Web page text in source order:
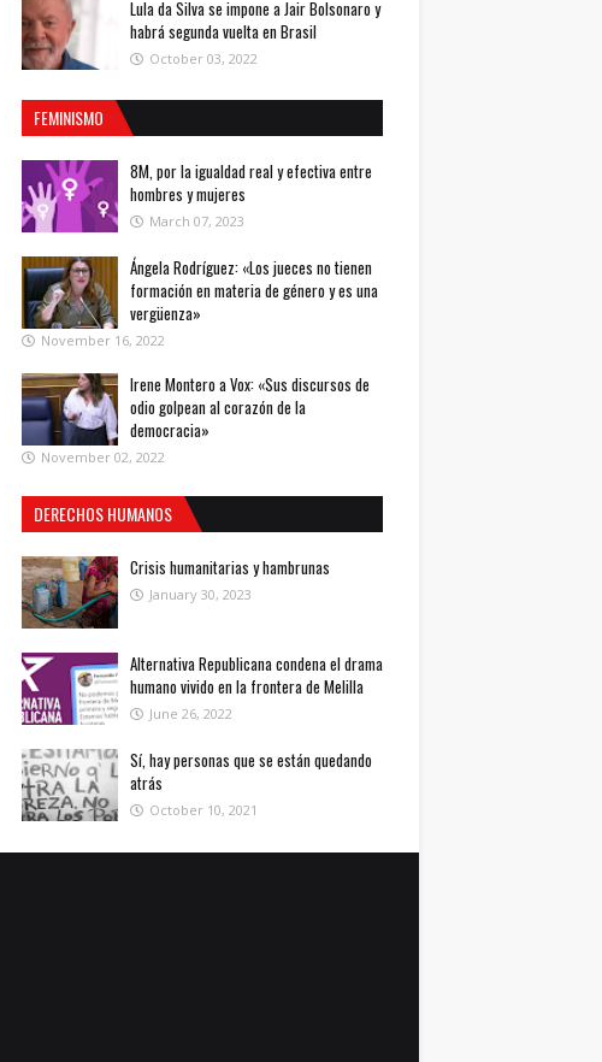
Lula da Silva se impone a Jair Bolsonaro y
habrá segunda vuelta en Brasil
October 03, 2022
FEMINISMO
8M, por la igualdad real y efectiva entre
hombres y mujeres
March 07, 2023
Ángela Rodríguez: «Los jueces no tienen
formación en materia de género y es una
vergüenza»
November 16, 2022
Irene Montero a Vox: «Sus discursos de
odio golpean al corazón de la
democracia»
November 02, 2022
DERECHOS HUMANOS
Crisis humanitarias y hambrunas
January 30, 2023
Alternativa Republicana condena el drama
humano vivido en la frontera de Melilla
June 26, 2022
Sí, hay personas que se están quedando
atrás
October 10, 2021